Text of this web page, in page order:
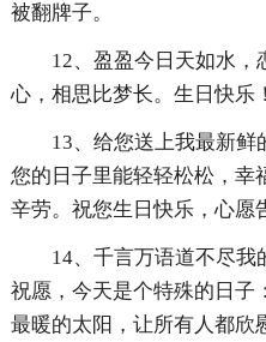
被翻牌子。
12、盈盈今日天如水
心，相思比梦长。生日快乐！
13、给您送上我最新
您的日子里能轻轻松松，幸
辛劳。祝您生日快乐，心愿
14、千言万语道不尽我
祝愿，今天是个特殊的日子
最暖的太阳，让所有人都欣